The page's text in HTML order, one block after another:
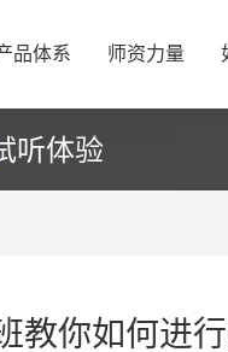
品体系 师资力量
听体验
教你如何进行